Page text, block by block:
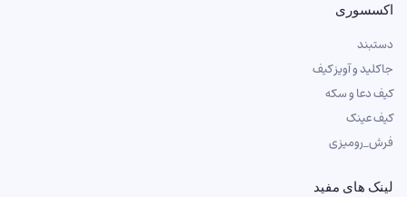
اکسسوری
دستبند
جاکلید و آویز کیف
کیف دعا و سکه
کیف عینک
فرش_رومیزی
لینک های مفید